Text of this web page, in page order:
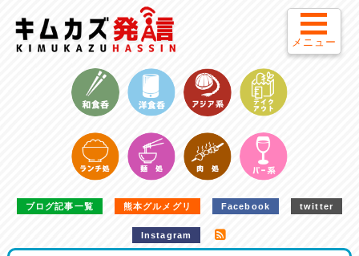
ブログ記事一覧 熊本グルメグリ Facebook twitter
Instagram
メニュー